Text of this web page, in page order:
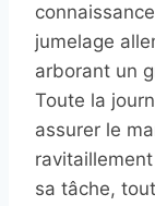
jumelage
arborant un
Toute la
assurer le
sa tâche,